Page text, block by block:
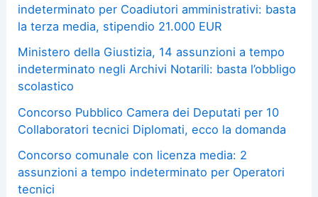
indeterminato per Coadiutori amministrativi: basta
la terza media, stipendio 21.000 EUR
Ministero della Giustizia, 14 assunzioni a tempo
indeterminato negli Archivi Notarili: basta l’obbligo
scolastico
Concorso Pubblico Camera dei Deputati per 10
Collaboratori tecnici Diplomati, ecco la domanda
Concorso comunale con licenza media: 2
assunzioni a tempo indeterminato per Operatori
tecnici